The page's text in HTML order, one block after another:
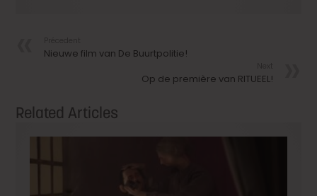
Nieuwe film van De Buurtpolitie!
Op de première van RITUEEL!
Related Articles